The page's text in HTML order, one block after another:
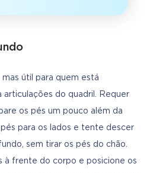
útil para quem está
articulações do quadril. Requer
os pés um pouco além da
pés para os lados e tente descer
sem tirar os pés do chão.
à frente do corpo e posicione os